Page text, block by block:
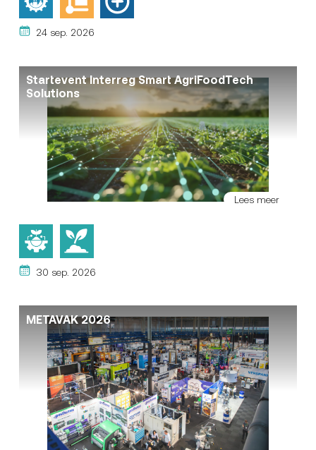
24 sep. 2026
Startevent Interreg Smart AgriFoodTech
Solutions
Lees meer
30 sep. 2026
METAVAK 2026